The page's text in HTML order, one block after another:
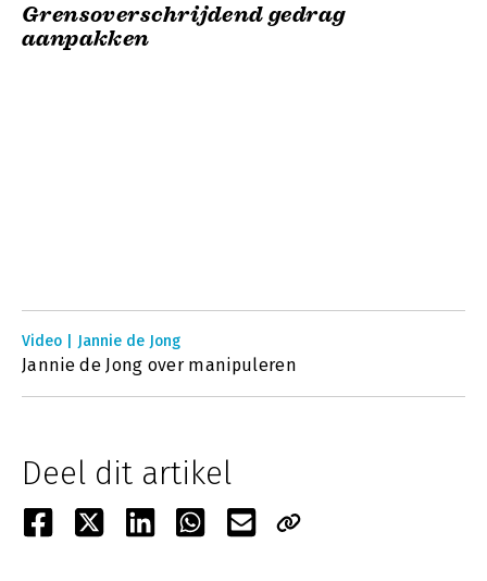
Grensoverschrijdend gedrag
aanpakken
Video | Jannie de Jong
Jannie de Jong over manipuleren
Deel dit artikel